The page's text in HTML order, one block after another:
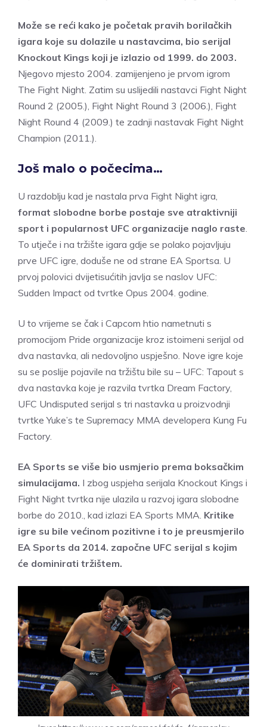
Može se reći kako je početak pravih borilačkih
igara koje su dolazile u nastavcima, bio serijal
Knockout Kings koji je izlazio od 1999. do 2003.
Njegovo mjesto 2004. zamijenjeno je prvom igrom
The Fight Night. Zatim su uslijedili nastavci Fight Night
Round 2 (2005.), Fight Night Round 3 (2006.), Fight
Night Round 4 (2009.) te zadnji nastavak Fight Night
Champion (2011.).
Još malo o počecima…
U razdoblju kad je nastala prva Fight Night igra,
format slobodne borbe postaje sve atraktivniji
sport i popularnost UFC organizacije naglo raste
To utječe i na tržište igara gdje se polako pojavljuju
prve UFC igre, doduše ne od strane EA Sportsa. U
prvoj polovici dvijetisućitih javlja se naslov UFC:
Sudden Impact od tvrtke Opus 2004. godine.
U to vrijeme se čak i Capcom htio nametnuti s
promocijom Pride organizacije kroz istoimeni serijal od
dva nastavka, ali nedovoljno uspješno. Nove igre koje
su se poslije pojavile na tržištu bile su – UFC: Tapout s
dva nastavka koje je razvila tvrtka Dream Factory,
UFC Undisputed serijal s tri nastavka u proizvodnji
tvrtke Yuke’s te Supremacy MMA developera Kung Fu
Factory.
EA Sports se više bio usmjerio prema boksačkim
simulacijama. I zbog uspjeha serijala Knockout Kings i
Fight Night tvrtka nije ulazila u razvoj igara slobodne
borbe do 2010., kad izlazi EA Sports MMA. Kritike
igre su bile većinom pozitivne i to je preusmjerilo
EA Sports da 2014. započne UFC serijal s kojim
će dominirati tržištem.